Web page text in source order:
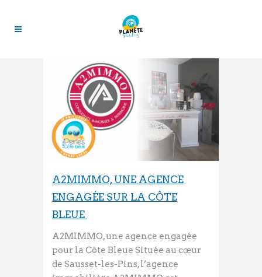
A2MIMMO, UNE AGENCE
ENGAGÉE SUR LA CÔTE
BLEUE
A2MIMMO, une agence engagée
pour la Côte Bleue Située au cœur
de Sausset-les-Pins, l’agence